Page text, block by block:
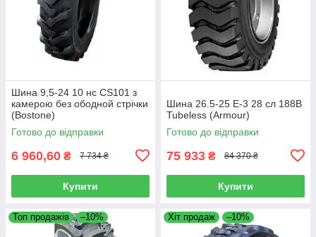
Шина 9,5-24 10 нс CS101 з
камерою без ободной стрічки
(Bostone)
Готово до відправки
6 960,60 ₴ 7 734 ₴
Купити
Шина 26.5-25 E-3 28 сл 188B
Tubeless (Armour)
Готово до відправки
75 933 ₴ 84 370 ₴
Купити
Топ продажів –10% Хіт продаж –10%